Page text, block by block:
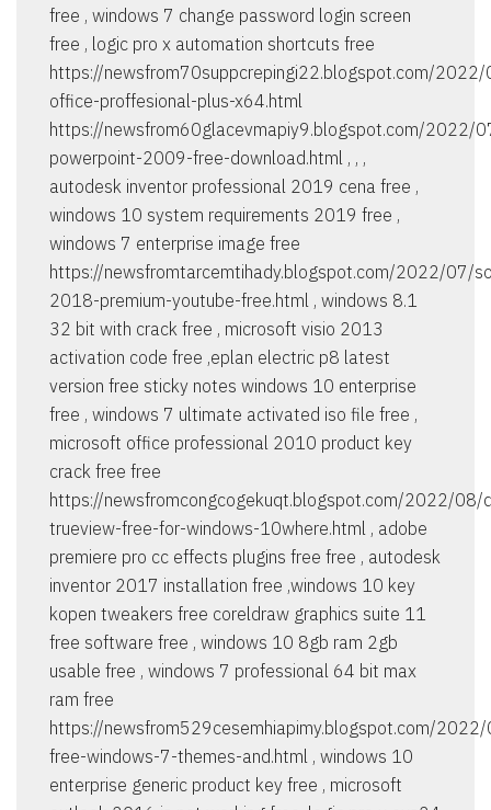
free , windows 7 change password login screen
free , logic pro x automation shortcuts free
https://newsfrom70suppcrepingi22.blogspot.com/
office-proffesional-plus-x64.html
https://newsfrom60glacevmapiy9.blogspot.com/2022/
powerpoint-2009-free-download.html , , ,
autodesk inventor professional 2019 cena free ,
windows 10 system requirements 2019 free ,
windows 7 enterprise image free
https://newsfromtarcemtihady.blogspot.com/2022/07/
2018-premium-youtube-free.html , windows 8.1
32 bit with crack free , microsoft visio 2013
activation code free ,eplan electric p8 latest
version free sticky notes windows 10 enterprise
free , windows 7 ultimate activated iso file free ,
microsoft office professional 2010 product key
crack free free
https://newsfromcongcogekuqt.blogspot.com/2022/08/
trueview-free-for-windows-10where.html , adobe
premiere pro cc effects plugins free free , autodesk
inventor 2017 installation free ,windows 10 key
kopen tweakers free coreldraw graphics suite 11
free software free , windows 10 8gb ram 2gb
usable free , windows 7 professional 64 bit max
ram free
https://newsfrom529cesemhiapimy.blogspot.com/
free-windows-7-themes-and.html , windows 10
enterprise generic product key free , microsoft